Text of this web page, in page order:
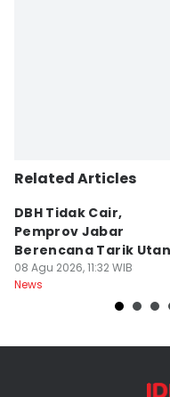
Related Articles
DBH Tidak Cair,
Pemprov Jabar
Berencana Tarik
Rp3,4 Triliun
08 Agu 2026, 11:32 WIB
News